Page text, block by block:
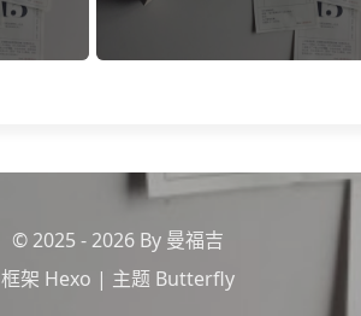
正的自学
© 2025 - 2026 By 曼福吉
框架 Hexo | 主题 Butterfly